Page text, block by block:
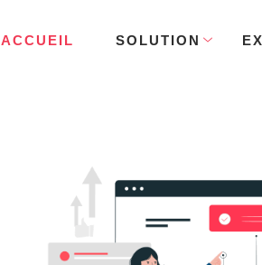
ACCUEIL SOLUTION